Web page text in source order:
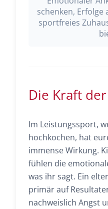
schenken, Erfolge
sportfreies
Die Kraft
Im Leistungssport,
hochkochen, hat
immense Wirkung.
fühlen die
was ihr sagt. Ein
primär auf
nachweislich Angst